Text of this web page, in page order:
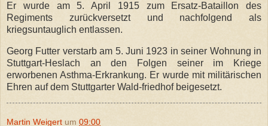
Er wurde am 5. April 1915 zum Ersatz-Bataillon des
Regiments zurückversetzt und nachfolgend als
kriegsuntauglich entlassen.
Georg Futter verstarb am 5. Juni 1923 in seiner Wohnung in
Stuttgart-Heslach an den Folgen seiner im Kriege
erworbenen Asthma-Erkrankung. Er wurde mit militärischen
Ehren auf dem Stuttgarter Wald-friedhof beigesetzt.
Martin Weigert um 09:00